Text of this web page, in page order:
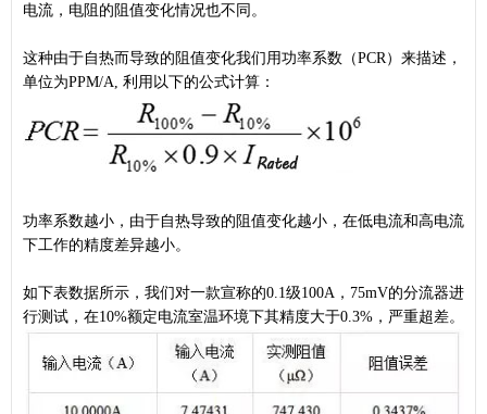
电流，电阻的阻值变化情况也不同。
这种由于自热而导致的阻值变化我们用功率系数（PCR）来描述，
单位为PPM/A, 利用以下的公式计算：
功率系数越小，由于自热导致的阻值变化越小，在低电流和高电流
下工作的精度差异越小。
如下表数据所示，我们对一款宣称的0.1级100A，75mV的分流器进
行测试，在10%额定电流室温环境下其精度大于0.3%，严重超差。